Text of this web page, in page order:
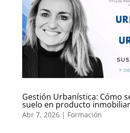
Gestión Urbanística: Cómo
suelo en producto
Abr 7, 2026| Formación